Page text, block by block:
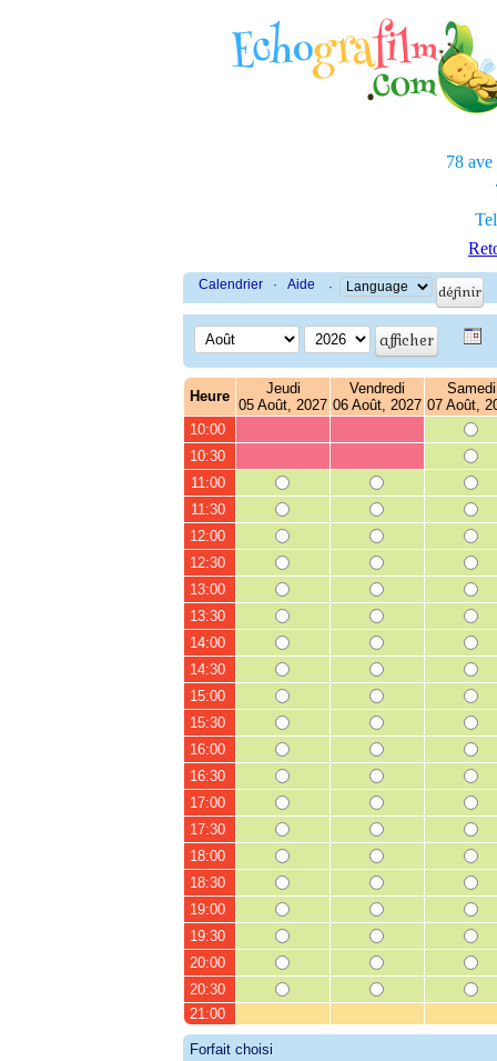
78 ave
Calendrier · Aide ·
Heure
Jeudi
05 Août, 2027
Vendredi
06 Août, 2027
Samedi
07 Août,
10:00
10:30
11:00
11:30
12:00
12:30
13:00
13:30
14:00
14:30
15:00
15:30
16:00
16:30
17:00
17:30
18:00
18:30
19:00
19:30
20:00
20:30
21:00
Forfait choisi